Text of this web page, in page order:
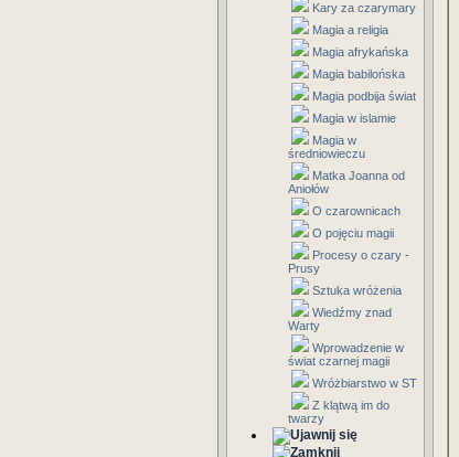
Kary za czarymary
Magia a religia
Magia afrykańska
Magia babilońska
Magia podbija świat
Magia w islamie
Magia w
średniowieczu
Matka Joanna od
Aniołów
O czarownicach
O pojęciu magii
Procesy o czary -
Prusy
Sztuka wróżenia
Wiedźmy znad
Warty
Wprowadzenie w
świat czarnej magii
Wróżbiarstwo w ST
Z klątwą im do
twarzy